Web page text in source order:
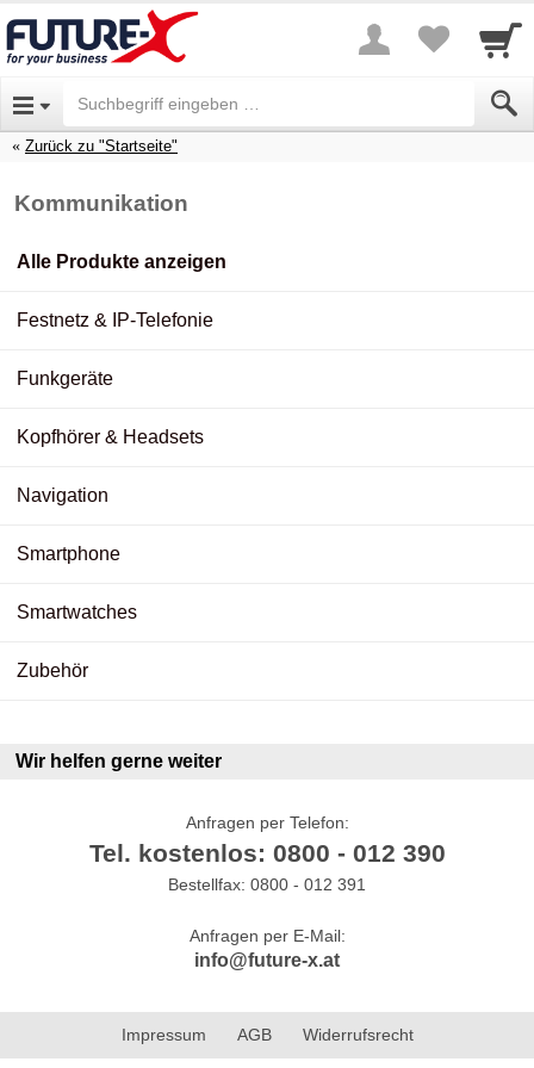
Zurück zu "Startseite"
Kommunikation
Alle Produkte anzeigen
Festnetz & IP-Telefonie
Funkgeräte
Kopfhörer & Headsets
Navigation
Smartphone
Smartwatches
Zubehör
Wir helfen gerne weiter
Anfragen per Telefon:
Tel. kostenlos: 0800 - 012 390
Bestellfax: 0800 - 012 391
Anfragen per E-Mail:
info@future-x.at
Impressum AGB Widerrufsrecht